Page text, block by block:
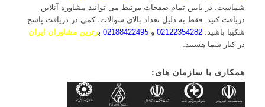
شماست. در پایین تمام صفحات مرتبط می توانید مشاوره آنلاین
دریافت کنید. فقط به دلیل تعداد بالای سوالات، کمی در دریافت پاسخ
شکیبا باشید. 02122354282و 02188422495 برترین مشاوران ایران
در کنار شما هستند.
همکاری با سازمان های: